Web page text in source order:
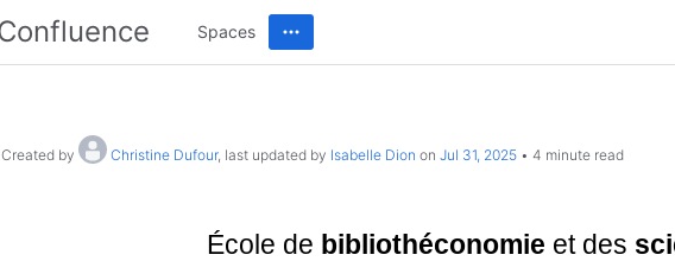
Spaces
Created by Christine Dufour, last updated by Isabelle Dion on Jul 31, 2025 4 minute read
École de bibliothéconomie et des